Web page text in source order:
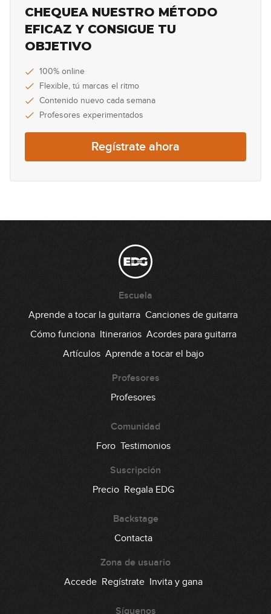
25
07:07
Jazz-Blues: Parte 2
26
12:21
27
11:02
Fusion Blues: Parte 2
28
Fusion Blues: Parte 4
Fusion Blues: Parte 5
CHEQUEA NUESTRO MÉTODO
EFICAZ Y CONSIGUE TU
OBJETIVO
100% online
Flexible, tú marcas el ritmo
Contenido nuevo cada semana
Profesores experimentados
Regístrate ahora
Escuela
Aprende a tocar la guitarra Canciones de guitarra
Cómo funciona Itinerarios Acordes para guitarra
Artículos Aprende a tocar el bajo
Profesores
Profesores
Comunidad
Foro Testimonios
Suscripción
Precio Regala EDG
Backstage
Contacta
Zona de usuario
Accede Regístrate Invita y gana
Síguenos